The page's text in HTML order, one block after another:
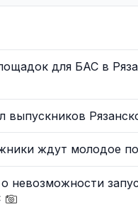
для БАС в
выпускников
ждут молодое
невозможности